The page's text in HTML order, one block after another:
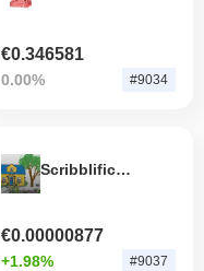
€0.346581
0.00% #9034
Scribblification
€0.00000877
+1.98% #9037